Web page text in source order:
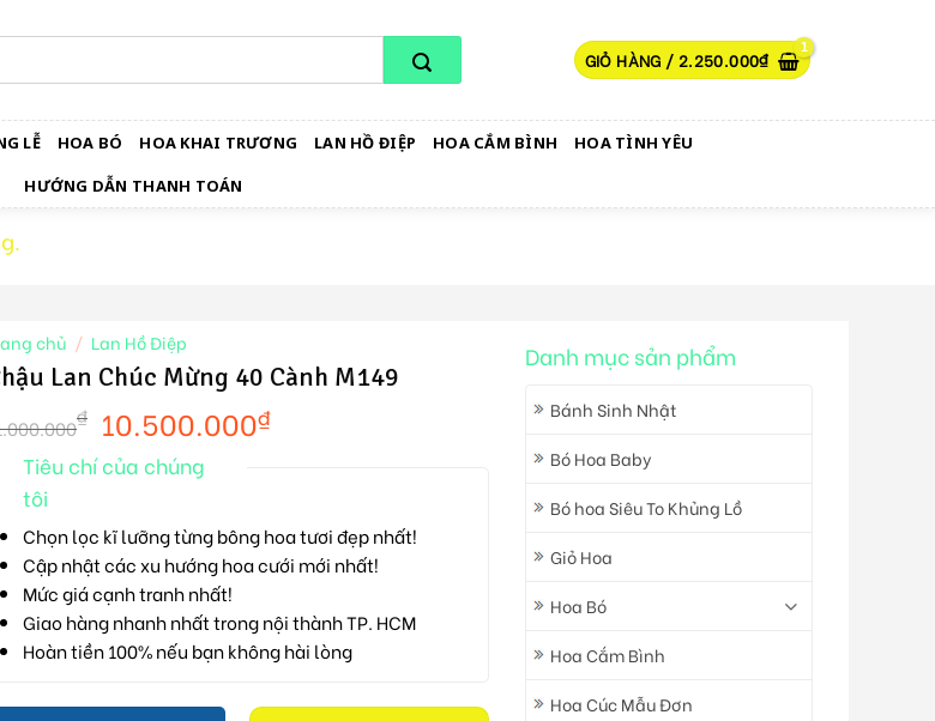
GIỎ HÀNG / 2.250.000₫
LỄ HOA BÓ HOA KHAI TRƯƠNG LAN HỒ ĐIỆP HOA CẮM BÌNH
HOA TÌNH YÊU
HƯỚNG DẪN THANH TOÁN
Danh mục sản phẩm
Bánh Sinh Nhật
Bó Hoa Baby
Bó hoa Siêu To Khủng Lồ
Giỏ Hoa
Hoa Bó
Hoa Cắm Bình
Hoa Cúc Mẫu Đơn
chủ / Lan Hồ Điệp
Lan Chúc Mừng 40 Cành M149
₫ 10.500.000₫
Tiêu chí của chúng
tôi
Chọn lọc kĩ lưỡng từng bông hoa tươi đẹp nhất!
Cập nhật các xu hướng hoa cưới mới nhất!
Mức giá cạnh tranh nhất!
Giao hàng nhanh nhất trong nội thành TP. HCM
Hoàn tiền 100% nếu bạn không hài lòng